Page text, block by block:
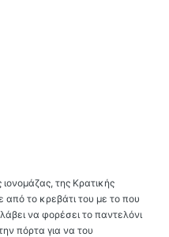
ιονομάζας, της Κρατικής
το κρεβάτι του με το που
να φορέσει το παντελόνι
πόρτα για να του